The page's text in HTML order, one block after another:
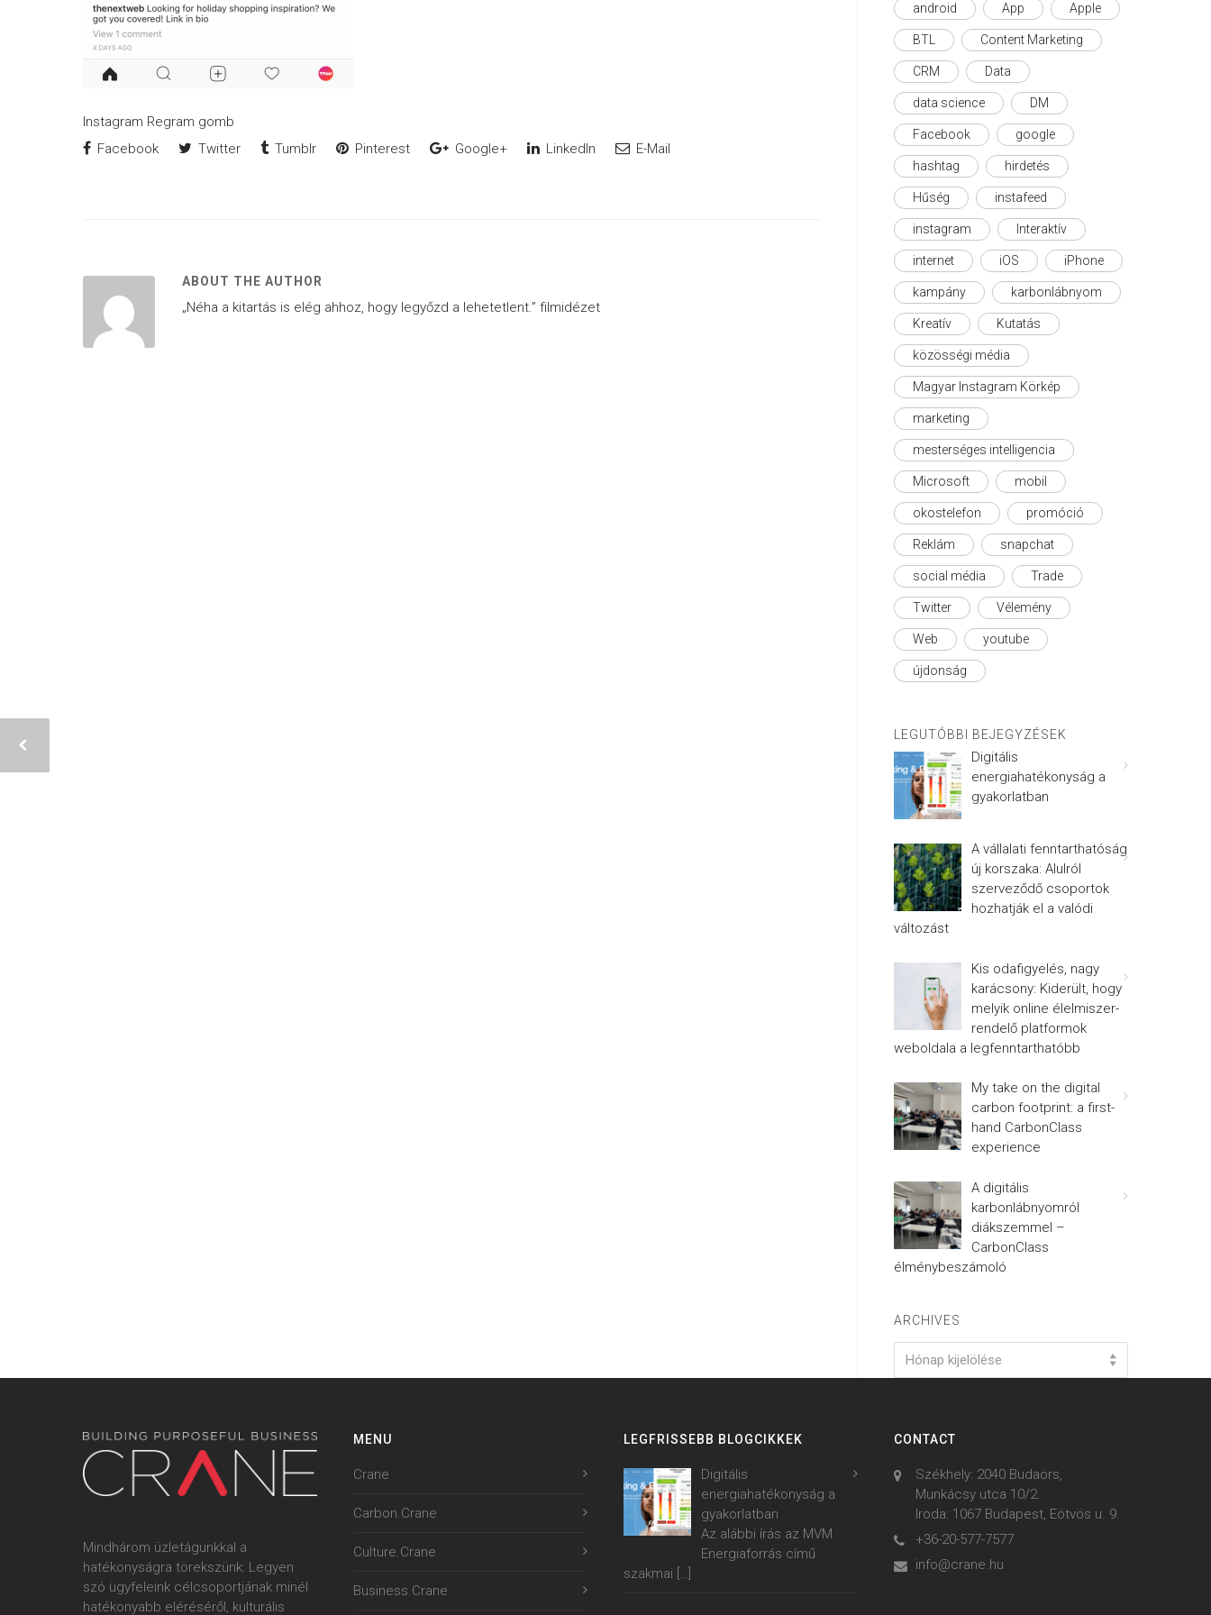
Instagram Regram gomb
Facebook
Twitter Tumblr Pinterest Google+ LinkedIn E-Mail
ABOUT THE AUTHOR
„Néha a kitartás is elég ahhoz, hogy legyőzd a lehetetlent.” filmidézet
android App Apple
BTL Content Marketing
CRM Data
data science DM
Facebook google
hashtag hirdetés
Hűség instafeed
instagram Interaktív
internet iOS iPhone
kampány karbonlábnyom
Kreatív Kutatás
közösségi média
Magyar Instagram Körkép
marketing
mesterséges intelligencia
Microsoft mobil
okostelefon promóció
Reklám snapchat
social média Trade
Twitter Vélemény
Web youtube
újdonság
LEGUTÓBBI BEJEGYZÉSEK
Digitális
energiahatékonyság a
gyakorlatban
A vállalati fenntarthatóság
új korszaka: Alulról
szerveződő csoportok
hozhatják el a valódi
változást
Kis odafigyelés, nagy
karácsony: Kiderült, hogy
melyik online élelmiszer-
rendelő platformok
weboldala a legfenntarthatóbb
My take on the digital
carbon footprint: a first-
hand CarbonClass
experience
A digitális
karbonlábnyomról
diákszemmel –
CarbonClass
élménybeszámoló
ARCHIVES
Hónap kijelölése
Mindhárom üzletágunkkal a
hatékonyságra törekszünk: Legyen
szó ügyfeleink célcsoportjának minél
hatékonyabb eléréséről, kulturális
MENU
Crane
Carbon.Crane
Culture.Crane
Business.Crane
LEGFRISSEBB BLOGCIKKEK
Digitális
energiahatékonyság a
gyakorlatban
Az alábbi írás az MVM
Energiaforrás című
szakmai
CONTACT
Székhely: 2040 Budaörs,
Munkácsy utca 10/2.
Iroda: 1067 Budapest, Eötvös u. 9.
+36-20-577-7577
info@crane.hu